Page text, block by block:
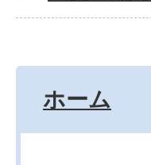
ホーム